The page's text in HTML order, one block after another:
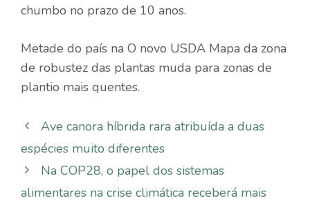
chumbo no prazo de 10 anos.
Metade do país na O novo USDA Mapa da zona
de robustez das plantas muda para zonas de
plantio mais quentes.
Ave canora híbrida rara atribuída a duas
espécies muito diferentes
Na COP28, o papel dos sistemas
alimentares na crise climática receberá mais